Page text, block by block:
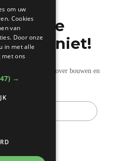
laatste
niet!
vol nuttige tips over bouwen en
om uw
Cookies
van
Door onze
in met alle
met ons
→